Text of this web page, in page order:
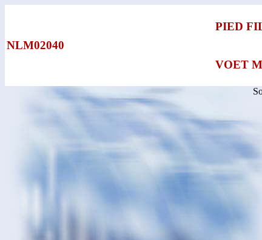
NLM02040
PIED
VOET